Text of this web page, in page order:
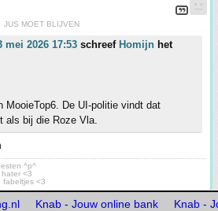
JUS MOET BLIJVEN
mei 2026 17:53 schreef Homijn het
MooieTop6. De UI-politie vindt dat
als bij die Roze Vla.
^p^
<3
fabeltjes <3
Knab - Jouw online bank Knab -